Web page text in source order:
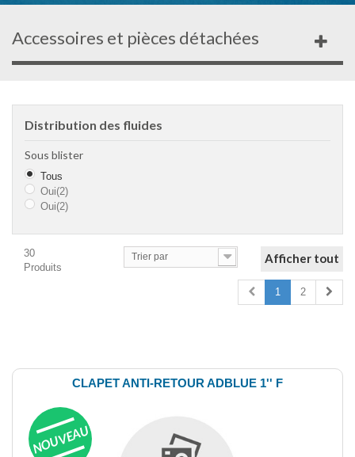
Accessoires et pièces détachées
Distribution des fluides
Sous blister
Tous
Oui(2)
Oui(2)
30
Produits
Afficher tout
1 2
Trier par
CLAPET ANTI-RETOUR ADBLUE 1'' F
NOUVEAU